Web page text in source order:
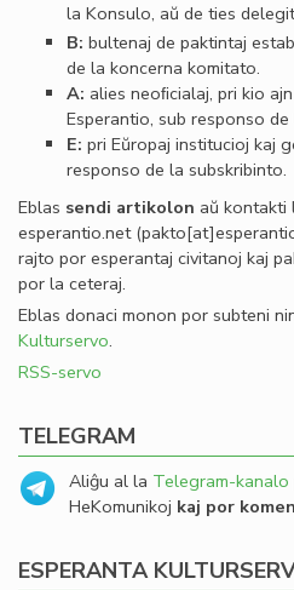
la Konsulo, aŭ de ties
B: bultenaj de paktintaj
de la koncerna komitato.
A: alies neoﬁcialaj, pri kio
Esperantio, sub responso
E: pri Eŭropaj institucioj kaj
responso de la subskribinto.
Eblas sendi artikolon aŭ kontakti
esperantio.net
rajto por esperantaj civitanoj kaj
por la ceteraj.
Eblas donaci monon por subteni
Kulturservo.
RSS-servo
TELEGRAM
Aliĝu al la Telegram-kanalo
HeKomunikoj kaj por
ESPERANTA